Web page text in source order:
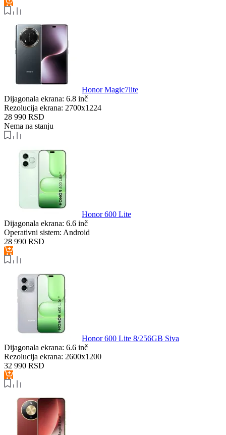
Honor Magic7lite
Dijagonala ekrana: 6.8 inč
Rezolucija ekrana: 2700x1224
28 990 RSD
Nema na stanju
Honor 600 Lite
Dijagonala ekrana: 6.6 inč
Operativni sistem: Android
28 990 RSD
Honor 600 Lite 8/256GB Siva
Dijagonala ekrana: 6.6 inč
Rezolucija ekrana: 2600x1200
32 990 RSD